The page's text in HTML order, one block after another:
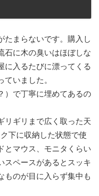
たまらないです。購入し
石に木の臭いはほぼしな
に入るたびに漂ってくる
いました。
）で丁寧に埋めてあるの
リギリまで広く取った天
下に収納した状態で使
とマウス、モニタくらい
スペースがあるとスッキ
ものが目に入らず集中も